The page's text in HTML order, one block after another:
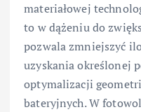
materiałowej
to w dążeniu do
pozwala zmniejszyć
uzyskania określonej
optymalizacji
bateryjnych. W